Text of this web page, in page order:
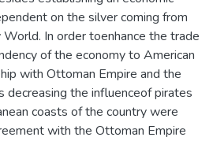
on the silver coming from
In order toenhance the trade
of the economy to American
with Ottoman Empire and the
decreasing the influenceof pirates
coasts of the country were
with the Ottoman Empire